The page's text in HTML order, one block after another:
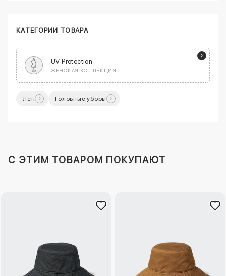
КАТЕГОРИИ ТОВАРА
UV Protection
ЖЕНСКАЯ КОЛЛЕКЦИЯ
Лен Головные уборы
C ЭТИМ ТОВАРОМ ПОКУПАЮТ